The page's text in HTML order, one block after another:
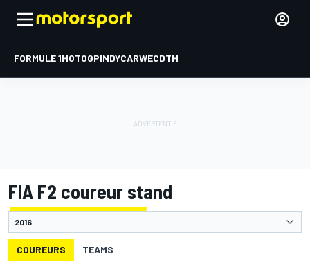
FORMULE 1MOTOGPINDYCARWECDTM
FIA F2 coureur stand
COUREURS TEAMS